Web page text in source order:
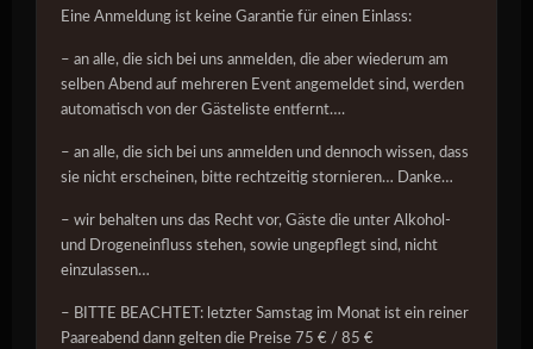
Eine Anmeldung ist keine Garantie für einen Einlass:
– an alle, die sich bei uns anmelden, die aber wiederum am
selben Abend auf mehreren Event angemeldet sind, werden
automatisch von der Gästeliste entfernt….
– an alle, die sich bei uns anmelden und dennoch wissen, dass
sie nicht erscheinen, bitte rechtzeitig stornieren… Danke…
– wir behalten uns das Recht vor, Gäste die unter Alkohol-
und Drogeneinfluss stehen, sowie ungepflegt sind, nicht
einzulassen…
– BITTE BEACHTET: letzter Samstag im Monat ist ein reiner
Paareabend dann gelten die Preise 75 € / 85 €